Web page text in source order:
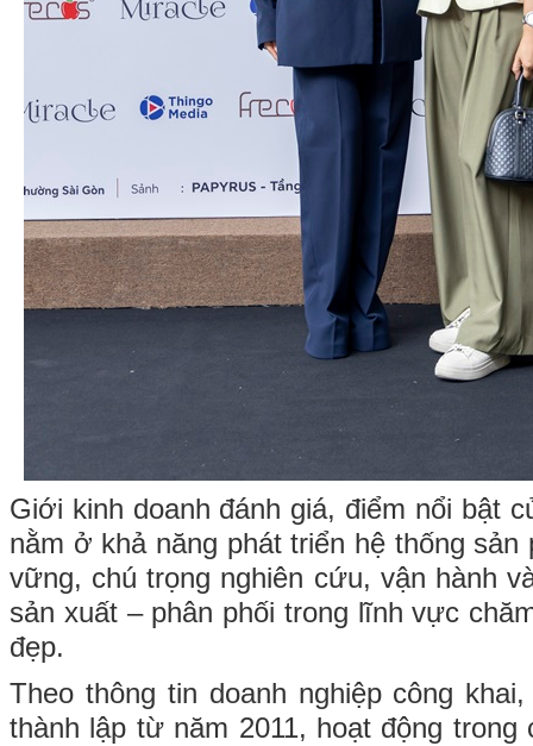
Giới kinh doanh đánh giá, điểm nổi bật
nằm ở khả năng phát triển hệ thống
vững, chú trọng nghiên cứu, vận hành
sản xuất – phân phối trong lĩnh vực
đẹp.
Theo thông tin doanh nghiệp công
thành lập từ năm 2011, hoạt động